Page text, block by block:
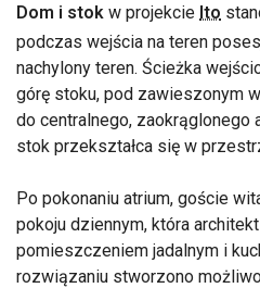
Dom i stok w projekcie Ito
podczas wejścia na teren
nachylony teren. Ścieżka
górę stoku, pod zawieszonym
do centralnego, zaokrąglonego
stok przekształca się w
Po pokonaniu atrium, goście
pokoju dziennym, która
pomieszczeniem jadalnym i
rozwiązaniu stworzono